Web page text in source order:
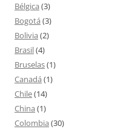
Bélgica (3)
Bogotá (3)
Bolivia (2)
Brasil(4)
Bruselas(1)
Canadá (1)
Chile(14)
China (1)
Colombia (30)